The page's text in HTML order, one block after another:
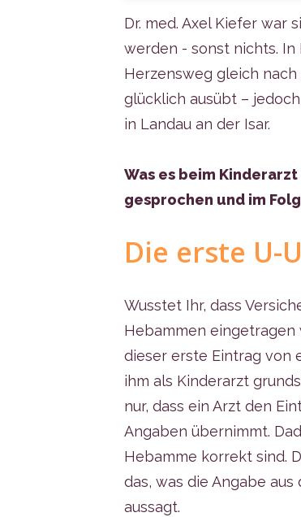
Dr. med. Axel Kiefer war
werden - sonst nichts.
Herzensweg gleich
glücklich ausübt –
in Landau an der Isar.
Was es beim
gesprochen und im
Die erste U-
Wusstet Ihr, dass
Hebammen
dieser erste Eintrag von
ihm als Kinderarzt
nur, dass ein Arzt den
Angaben übernimmt.
Hebamme korrekt sind.
das, was die Angabe
aussagt.